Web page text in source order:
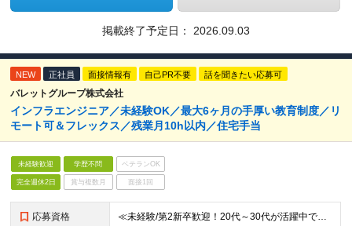
掲載終了予定日： 2026.09.03
NEW 正社員 面接情報有 自己PR不要 話を聞きたい応募可
バレットグループ株式会社
インフラエンジニア／未経験OK／最大6ヶ月の手厚い教育制度／リ
モート可＆フレックス／残業月10h以内／住宅手当
未経験歓迎 学歴不問 ベテランOK
完全週休2日 賞与複数月 面接1回
応募資格 ≪未経験/第2新卒歓迎！20代～30代が活躍中です≫ インフラエンジニアを本気で目指したい方／これまでの経験・スキルは一切不問です ◆学歴不問 ≪1つでも当てはまる方はぜひご応募ください！≫ ■自